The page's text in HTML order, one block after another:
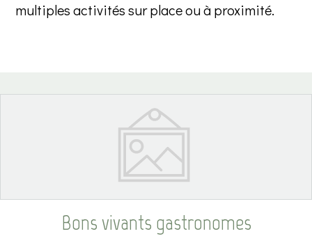
multiples activités sur place ou à proximité.
Bons vivants gastronomes